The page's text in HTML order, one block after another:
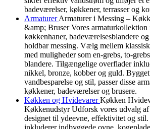
badeværelser, køkkener, terrasser og
ArmaturerArmaturer i Messing –
&amp; Bruser Vores armaturkollektion
køkkenhaner, badeværelsesblandere
holdbar messing. Vælg mellem
med muligheder som en-grebs, to-
blandere. Tilgængelige overflader
nikkel, bronze, kobber og guld.
vandbesparelse og stil, passer disse
køkkener, badeværelser og brusere.
Køkken og HvidevarerKøkken
Køkkenudstyr Udforsk vores udvalg
designet til ydeevne, effektivitet og
inkluderer indbyggede ovne,